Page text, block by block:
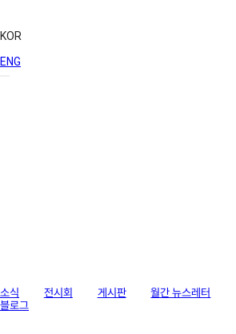
KOR
ENG
소식 전시회 게시판 월간 뉴스레터
블로그